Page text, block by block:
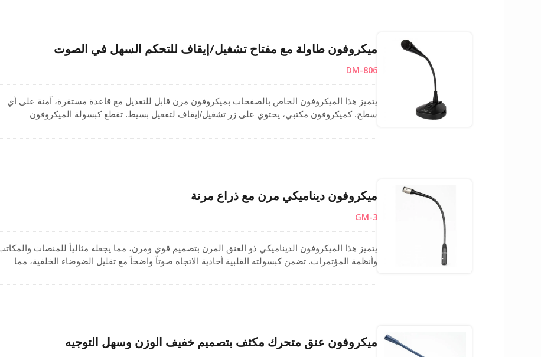
ميكروفون طاولة مع مفتاح تشغيل/إيقاف للتحكم السهل في الصوت
DM-806
يتميز هذا الميكروفون الخاص بالصفحات بميكروفون مرن قابل للتعديل مع قاعدة مستقرة، آمنة على أي
سطح. كميكروفون مكتبي، يحتوي على زر تشغيل/إيقاف لتفعيل بسيط. تقطع كبسولة الميكروفون
سبائك الصب القوي يضمن استخداماً طويلاً، مما يجعلها مثالية كميكروفون نظام عام لمكاتب الاستقبال أو
ميكروفون ديناميكي مرن مع ذراع مرنة
GM-3
يتميز هذا الميكروفون الديناميكي ذو العنق المرن بتصميم قوي ومرن، مما يجعله مثالياً للمنصات
وأنظمة المؤتمرات. تضمن كبسولته القلبية أحادية الاتجاه صوتاً واضحاً مع تقليل الضوضاء الخلفية، مما
500 مم. مزود بموصل XLR ثلاثي الدبابيس، فإنه يوفر توافقاً واسعاً مع الأنظمة للتطبيقات الاحترافية.
ميكروفون عنق متحرك مكثف بتصميم خفيف الوزن وسهل التوجيه